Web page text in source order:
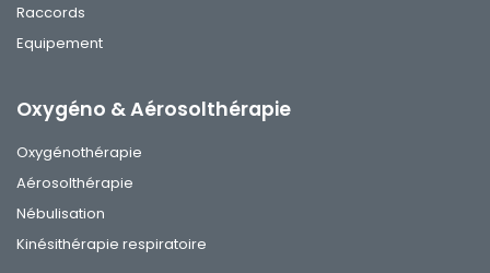
Raccords
Equipement
Oxygéno & Aérosolthérapie
Oxygénothérapie
Aérosolthérapie
Nébulisation
Kinésithérapie respiratoire